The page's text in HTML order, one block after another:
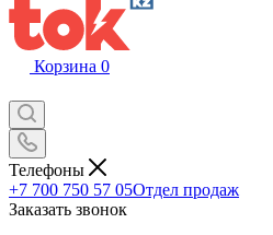
Корзина 0
Телефоны
+7 700 750 57 05Отдел продаж
Заказать звонок